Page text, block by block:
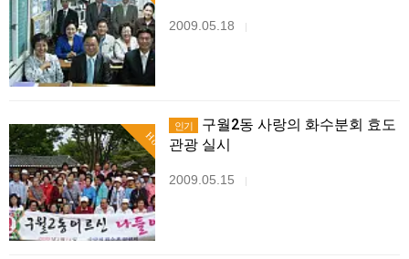
2009.05.18 |
Hot
인기
구월2동 사랑의 화수분회 효도
관광 실시
2009.05.15 |